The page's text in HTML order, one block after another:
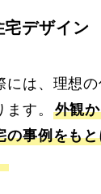
デザイン
には、理想
す。 外観
の事例をも